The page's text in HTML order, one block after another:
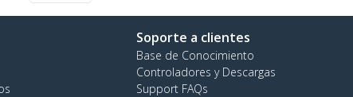
Soporte a clientes
Base de Conocimiento
Controladores y Descargas
Support FAQs